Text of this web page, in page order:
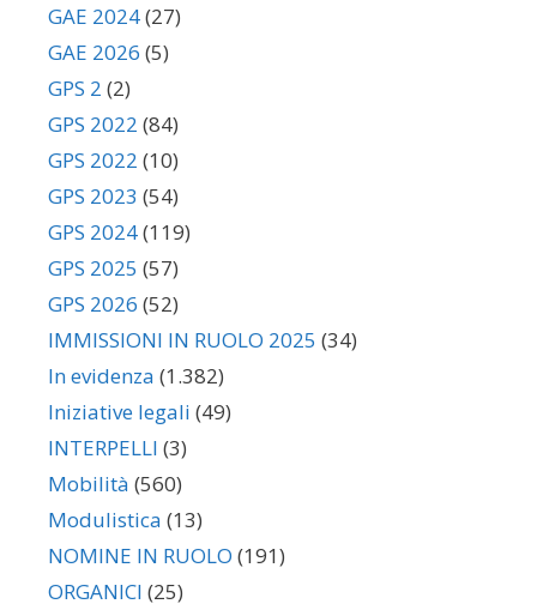
GAE 2024(27)
GAE 2026 (5)
GPS 2 (2)
GPS 2022 (84)
GPS 2022 (10)
GPS 2023 (54)
GPS 2024(119)
GPS 2025 (57)
GPS 2026 (52)
IMMISSIONI IN RUOLO 2025 (34)
In evidenza (1.382)
Iniziative legali (49)
INTERPELLI (3)
Mobilità (560)
Modulistica (13)
NOMINE IN RUOLO (191)
ORGANICI (25)